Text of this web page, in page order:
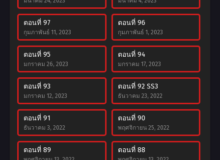
ตอนที่ 97
กุมภาพันธ์ 11, 2023
ตอนที่ 96
กุมภาพันธ์ 1, 2023
ตอนที่ 95
มกราคม 26, 2023
ตอนที่ 94
มกราคม 17, 2023
ตอนที่ 93
มกราคม 12, 2023
ตอนที่ 92 SS3
ธันวาคม 23, 2022
ตอนที่ 91
ธันวาคม 3, 2022
ตอนที่ 90
พฤศจิกายน 25, 2022
ตอนที่ 89 ตอนที่ 88